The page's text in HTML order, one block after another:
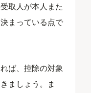
取人が本人また
まっている点で
ば、控除の対象
ましょう。ま